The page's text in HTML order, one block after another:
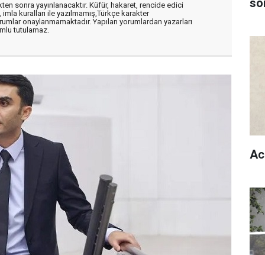
sonra yayınlanacaktır. Küfür, hakaret, rencide edici
kuralları ile yazılmamış,Türkçe karakter
onaylanmamaktadır. Yapılan yorumlardan yazarları
tutulamaz.